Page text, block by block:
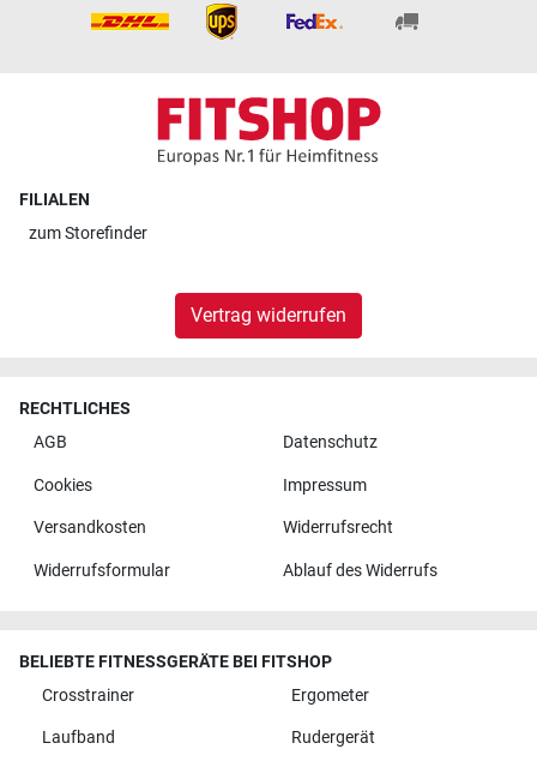
FILIALEN
zumStorefinder
Vertrag widerrufen
RECHTLICHES
AGB
Datenschutz
Cookies Impressum
Versandkosten Widerrufsrecht
Widerrufsformular Ablauf des Widerrufs
BELIEBTE FITNESSGERÄTE BEI FITSHOP
Crosstrainer
Ergometer
Laufband Rudergerät